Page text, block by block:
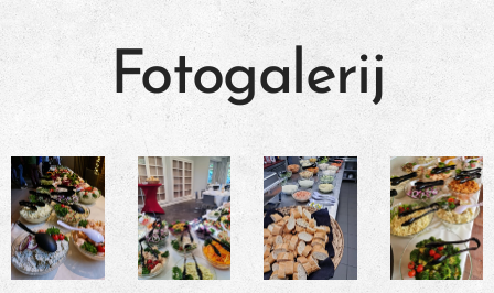
Fotogalerij